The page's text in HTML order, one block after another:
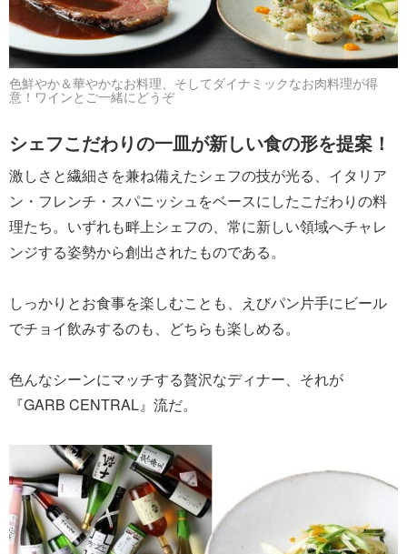
色鮮やか＆華やかなお料理、そしてダイナミックなお肉料理が得
意！ワインとご一緒にどうぞ
シェフこだわりの一皿が新しい食の形を提案！
激しさと繊細さを兼ね備えたシェフの技が光る、イタリア
ン・フレンチ・スパニッシュをベースにしたこだわりの料
理たち。いずれも畔上シェフの、常に新しい領域へチャレ
ンジする姿勢から創出されたものである。
しっかりとお食事を楽しむことも、えびパン片手にビール
でチョイ飲みするのも、どちらも楽しめる。
色んなシーンにマッチする贅沢なディナー、それが
『GARB CENTRAL』流だ。